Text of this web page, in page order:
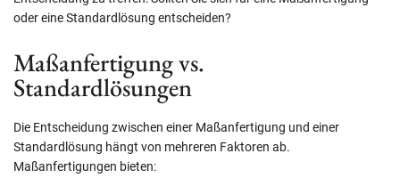
oder eine Standardlösung entscheiden?
Maßanfertigung vs.
Standardlösungen
Die Entscheidung zwischen einer Maßanfertigung und einer
Standardlösung hängt von mehreren Faktoren ab.
Maßanfertigungen bieten: